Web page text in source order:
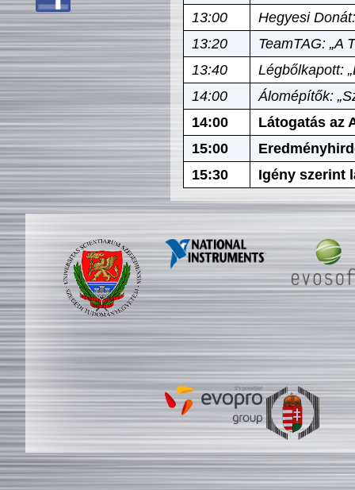
13:00
Hegyesi
13:20
TeamTAG: „A
13:40
Légbőlkapott:
14:00
Álomépítők:
14:00
Látogatás az
15:00
15:30
Igény szerint